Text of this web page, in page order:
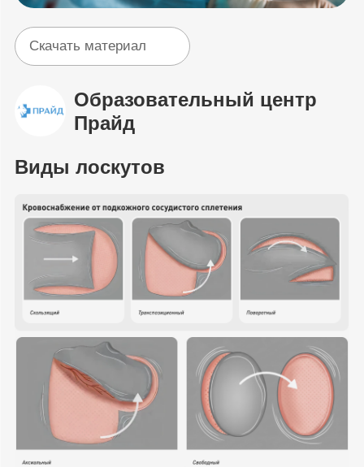
Скачать материал
Образовательный центр
Прайд
Виды лоскутов